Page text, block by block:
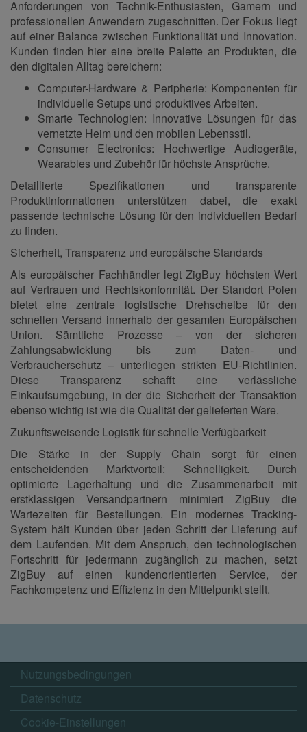
Anforderungen von Technik-Enthusiasten, Gamern und
professionellen Anwendern zugeschnitten. Der Fokus liegt
auf einer Balance zwischen Funktionalität und Innovation.
Kunden finden hier eine breite Palette an Produkten, die
den digitalen Alltag bereichern:
Computer-Hardware & Peripherie: Komponenten für
individuelle Setups und produktives Arbeiten.
Smarte Technologien: Innovative Lösungen für das
vernetzte Heim und den mobilen Lebensstil.
Consumer Electronics: Hochwertige Audiogeräte,
Wearables und Zubehör für höchste Ansprüche.
Detaillierte Spezifikationen und transparente
Produktinformationen unterstützen dabei, die exakt
passende technische Lösung für den individuellen Bedarf
zu finden.
Sicherheit, Transparenz und europäische Standards
Als europäischer Fachhändler legt ZigBuy höchsten Wert
auf Vertrauen und Rechtskonformität. Der Standort Polen
bietet eine zentrale logistische Drehscheibe für den
schnellen Versand innerhalb der gesamten Europäischen
Union. Sämtliche Prozesse – von der sicheren
Zahlungsabwicklung bis zum Daten- und
Verbraucherschutz – unterliegen strikten EU-Richtlinien.
Diese Transparenz schafft eine verlässliche
Einkaufsumgebung, in der die Sicherheit der Transaktion
ebenso wichtig ist wie die Qualität der gelieferten Ware.
Zukunftsweisende Logistik für schnelle Verfügbarkeit
Die Stärke in der Supply Chain sorgt für einen
entscheidenden Marktvorteil: Schnelligkeit. Durch
optimierte Lagerhaltung und die Zusammenarbeit mit
erstklassigen Versandpartnern minimiert ZigBuy die
Wartezeiten für Bestellungen. Ein modernes Tracking-
System hält Kunden über jeden Schritt der Lieferung auf
dem Laufenden. Mit dem Anspruch, den technologischen
Fortschritt für jedermann zugänglich zu machen, setzt
ZigBuy auf einen kundenorientierten Service, der
Fachkompetenz und Effizienz in den Mittelpunkt stellt.
Nutzungsbedingungen
Datenschutz
Cookie-Einstellungen